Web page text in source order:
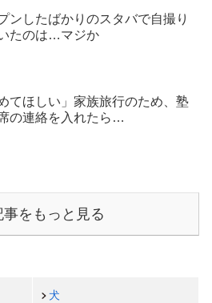
ンしたばかりのスタバで自撮り
たのは…マジか
めてほしい」家族旅行のため、塾
の連絡を入れたら…
事をもっと見る
犬